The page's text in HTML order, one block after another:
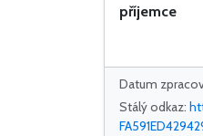
příjemce
Datum
Stálý odkaz: